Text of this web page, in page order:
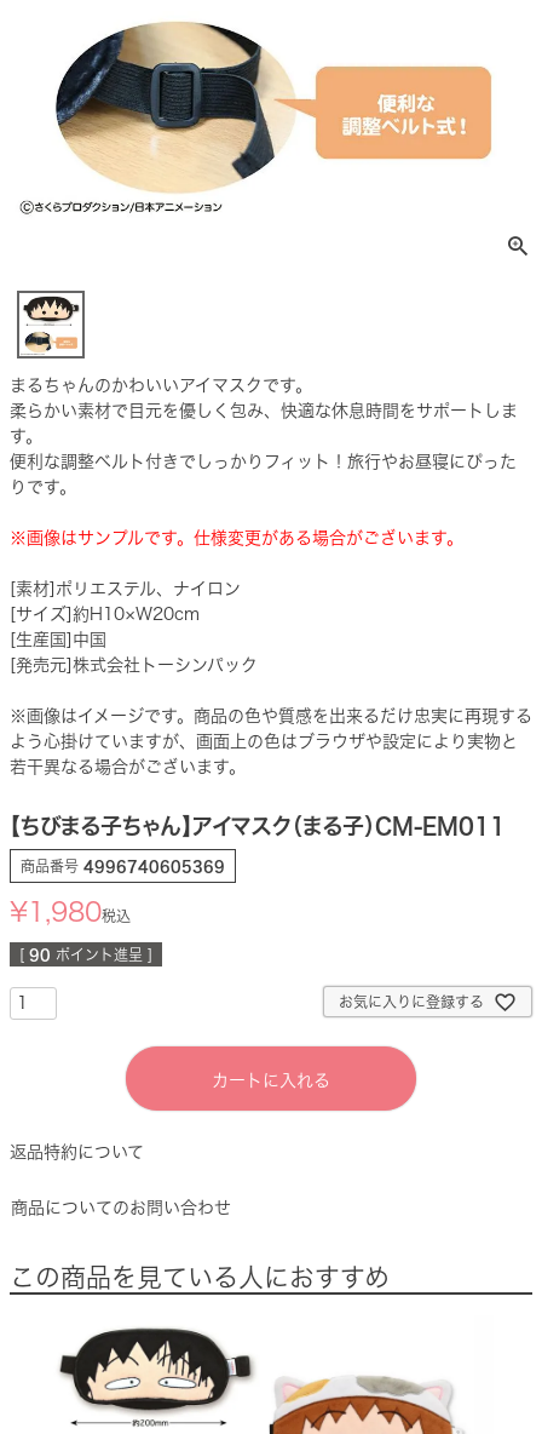
まるちゃんのかわいいアイマスクです。
柔らかい素材で目元を優しく包み、快適な休息時間をサポートしま
す。
便利な調整ベルト付きでしっかりフィット！旅行やお昼寝にぴった
りです。
※画像はサンプルです。仕様変更がある場合がございます。
[素材]ポリエステル、ナイロン
[サイズ]約H10×W20cm
[生産国]中国
[発売元]株式会社トーシンパック
※画像はイメージです。商品の色や質感を出来るだけ忠実に再現する
よう心掛けていますが、画面上の色はブラウザや設定により実物と
若干異なる場合がございます。
【ちびまる子ちゃん】アイマスク（まる子）CM-EM011
商品番号 4996740605369
¥1,980税込
90 ポイント進呈 ]
お気に入りに登録する
カートに入れる
返品特約について
商品についてのお問い合わせ
この商品を見ている人におすすめ